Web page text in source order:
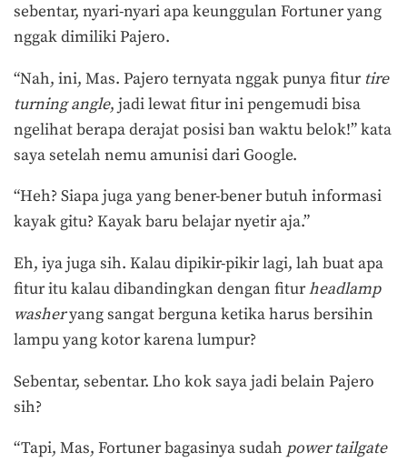
sebentar, nyari-nyari apa keunggulan Fortuner yang
nggak dimiliki Pajero.
“Nah, ini, Mas. Pajero ternyata nggak punya fitur tire
turning angle, jadi lewat fitur ini pengemudi bisa
ngelihat berapa derajat posisi ban waktu belok!” kata
saya setelah nemu amunisi dari Google.
“Heh? Siapa juga yang bener-bener butuh informasi
kayak gitu? Kayak baru belajar nyetir aja.”
Eh, iya juga sih. Kalau dipikir-pikir lagi, lah buat apa
fitur itu kalau dibandingkan dengan fiturheadlamp
washeryang sangat berguna ketika harus bersihin
lampu yang kotor karena lumpur?
Sebentar, sebentar. Lho kok saya jadi belain Pajero
sih?
“Tapi, Mas, Fortuner bagasinya sudah power tailgate